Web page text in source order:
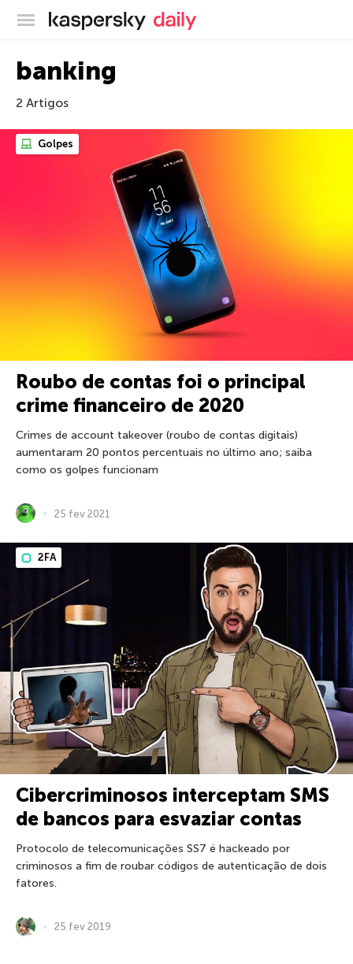
Blog oficial da Kaspersky
banking
2 Artigos
Golpes
Roubo de contas foi o principal
crime financeiro de 2020
Crimes de account takeover (roubo de contas digitais)
aumentaram 20 pontos percentuais no último ano; saiba
como os golpes funcionam
25 fev 2021
2FA
Cibercriminosos interceptam SMS
de bancos para esvaziar contas
Protocolo de telecomunicações SS7 é hackeado por
criminosos a fim de roubar códigos de autenticação de dois
fatores.
25 fev 2019